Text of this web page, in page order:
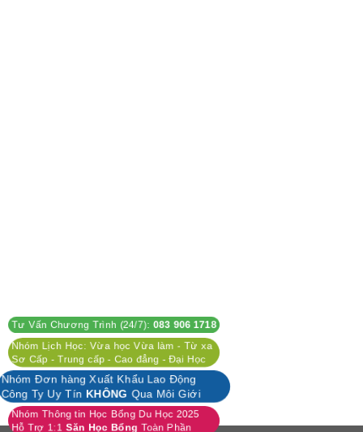
Tư Vấn Chương Trình (24/7): 083 906 1718
Nhóm Lịch Học: Vừa học Vừa làm - Từ xa
Sơ Cấp - Trung cấp - Cao đẳng - Đại Học
Nhóm Đơn hàng Xuất Khẩu Lao Động
Công Ty Uy TínKHÔNG Qua Môi Giới
Nhóm Thông tin Học Bổng Du Học 2025
Hỗ Trợ 1:1 Săn Học Bổng Toàn Phần